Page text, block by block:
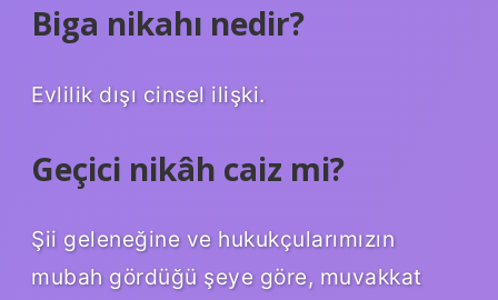
Biga nikahı nedir?
Evlilik dışı cinsel ilişki.
Geçici nikâh caiz mi?
Şii geleneğine ve hukukçularımızın
mubah gördüğü şeye göre, muvakkat